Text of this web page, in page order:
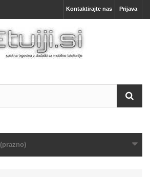
Prijava
Kontaktirajte nas
(prazno)